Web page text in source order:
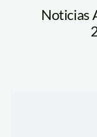
Noticias